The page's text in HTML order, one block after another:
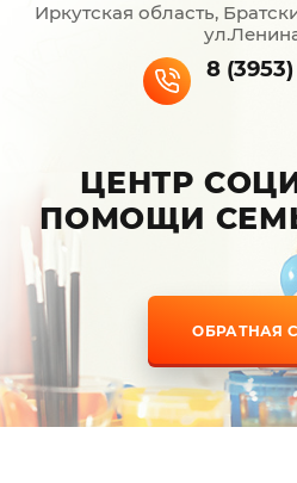
Иркутская область,
8
ЦЕНТР
ПОМОЩИ
ОБРАТНАЯ